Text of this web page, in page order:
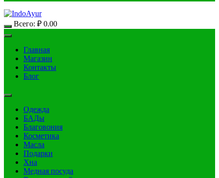
Всего: ₽ 0.00
Главная
Магазин
Контакты
Блог
Одежда
БАДы
Благовония
Косметика
Масла
Подарки
Хна
Медная посуда